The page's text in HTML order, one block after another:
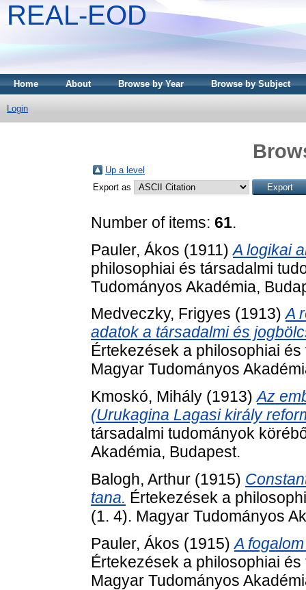
REAL-EOD
Home About Browse by Year Browse by Subject
Login
Up a level
Export as
Number of items: 61.
Pauler, Ákos (1911)A logikai
philosophiai és társadalmi
Tudományos Akadémia,
Medveczky, Frigyes (1913)A
adatok a társadalmi és
Értekezések a philosophiai
Magyar Tudományos
Kmoskó, Mihály (1913)Az
(Urukagina Lagasi király
társadalmi tudományok
Akadémia, Budapest.
Balogh, Arthur (1915)
tana. Értekezések a
(1. 4). Magyar Tudományos
Pauler, Ákos (1915)A
Értekezések a philosophiai
Magyar Tudományos